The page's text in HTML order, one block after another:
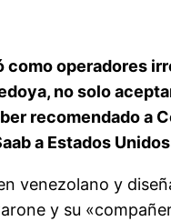
como operadores
no solo
recomendado a
a Estados
venezolano y
y su